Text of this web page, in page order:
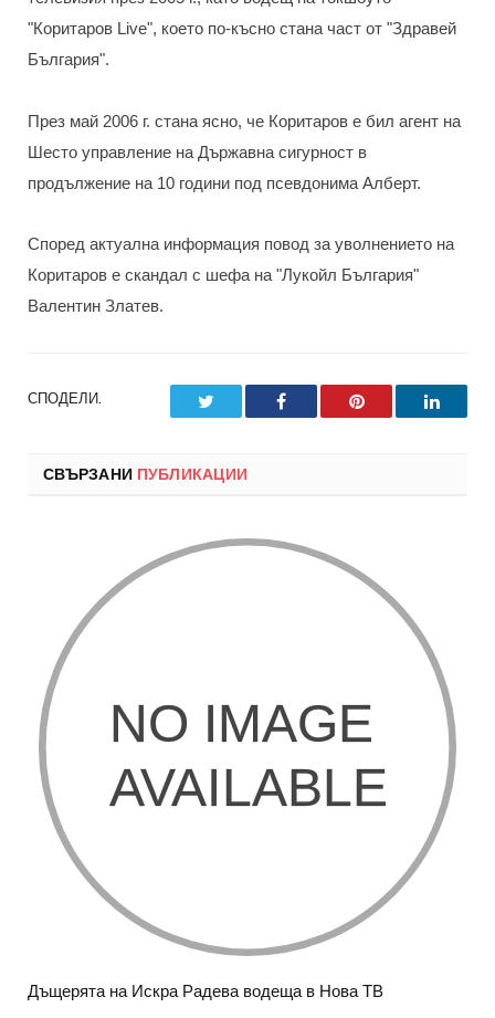
"Коритаров Live", което по-късно стана част от "Здравей
България".
През май 2006 г. стана ясно, че Коритаров е бил агент на
Шесто управление на Държавна сигурност в
продължение на 10 години под псевдонима Алберт.
Според актуална информация повод за уволнението на
Коритаров е скандал с шефа на "Лукойл България"
Валентин Златев.
СПОДЕЛИ. Facebook Pinterest
СВЪРЗАНИ ПУБЛИКАЦИИ
Дъщерята на Искра Радева водеща в Нова ТВ